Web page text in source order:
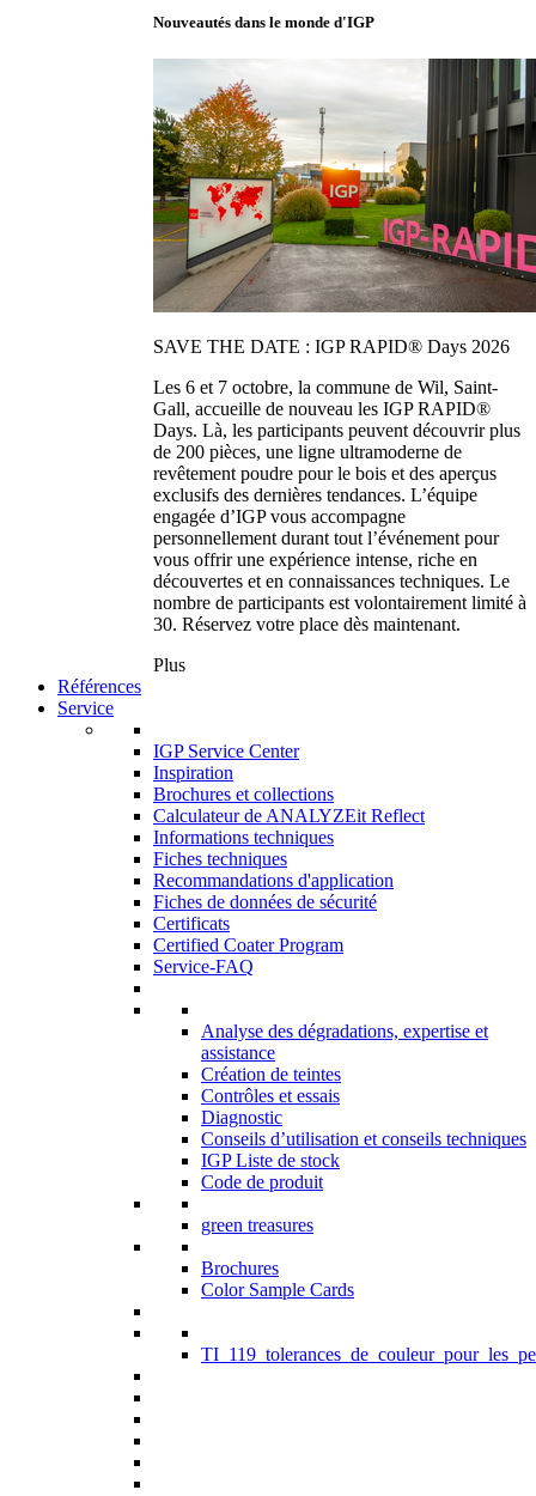
Nouveautés dans le monde d'IGP
SAVE THE DATE : IGP RAPID® Days 2026
Les 6 et 7 octobre, la commune de Wil, Saint-
Gall, accueille de nouveau les IGP RAPID®
Days. Là, les participants peuvent découvrir plus
de 200 pièces, une ligne ultramoderne de
revêtement poudre pour le bois et des aperçus
exclusifs des dernières tendances. L’équipe
engagée d’IGP vous accompagne
personnellement durant tout l’événement pour
vous offrir une expérience intense, riche en
découvertes et en connaissances techniques. Le
nombre de participants est volontairement limité à
30. Réservez votre place dès maintenant.
Plus
Références
Service
IGP Service Center
Inspiration
Brochures et collections
Calculateur de ANALYZEit Reflect
Informations techniques
Fiches techniques
Recommandations d'application
Fiches de données de sécurité
Certificats
Certified Coater Program
Service-FAQ
Analyse des dégradations, expertise et
assistance
Création de teintes
Contrôles et essais
Diagnostic
Conseils d’utilisation et conseils techniques
IGP Liste de stock
Code de produit
green treasures
Brochures
Color Sample Cards